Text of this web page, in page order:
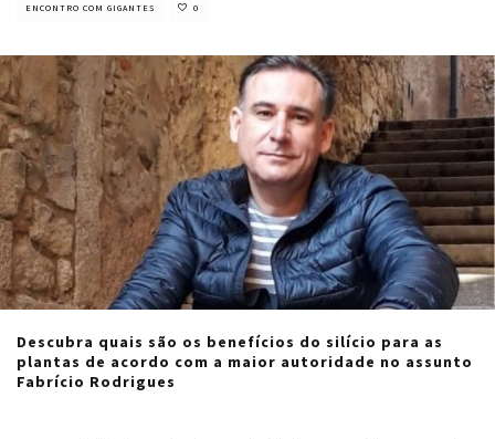
ENCONTRO COM GIGANTES 0
Descubra quais são os benefícios do silício para as
plantas de acordo com a maior autoridade no assunto
Fabrício Rodrigues